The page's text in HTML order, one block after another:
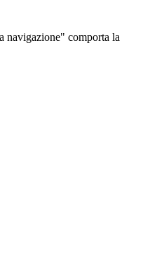
navigazione" comporta la